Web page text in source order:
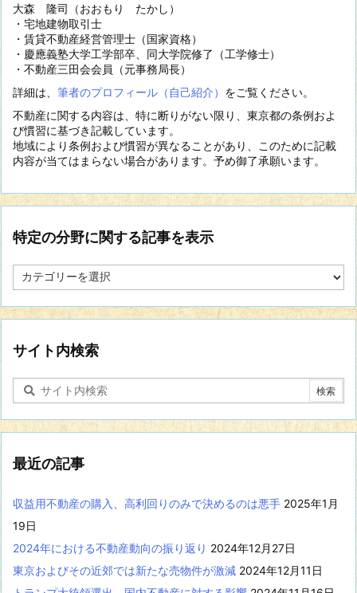
大森 隆司（おおもり たかし）
・宅地建物取引士
・賃貸不動産経営管理士（国家資格）
・慶應義塾大学工学部卒、同大学院修了（工学修士）
・不動産三田会会員（元事務局長）
詳細は、 筆者のプロフィール（自己紹介） をご覧ください。
不動産に関する内容は、特に断りがない限り、東京都の条例およ
び慣習に基づき記載しています。
地域により条例および慣習が異なることがあり、このために記載
内容が当てはまらない場合があります。予め御了承願います。
特定の分野に関する記事を表示
定
分
に
関
す
記
事
を
示
サイト内検索
最近の記事
収益用不動産の購入、高利回りのみで決めるのは悪手 2025年1月
19日
2024年における不動産動向の振り返り 2024年12月27日
東京およびその近郊では新たな売物件が激減 2024年12月11日